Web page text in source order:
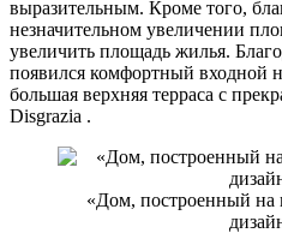
выразительным. Кроме того,
незначительном увеличении
увеличить площадь жилья.
появился комфортный входной
большая верхняя терраса с
Disgrazia .
«Дом, построенный на